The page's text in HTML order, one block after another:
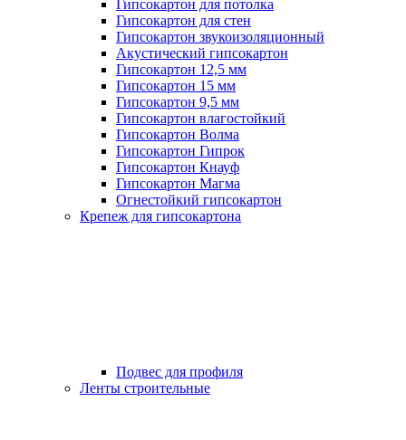
Гипсокартон для потолка
Гипсокартон для стен
Гипсокартон звукоизоляционный
Акустический гипсокартон
Гипсокартон 12,5 мм
Гипсокартон 15 мм
Гипсокартон 9,5 мм
Гипсокартон влагостойкий
Гипсокартон Волма
Гипсокартон Гипрок
Гипсокартон Кнауф
Гипсокартон Магма
Огнестойкий гипсокартон
Крепеж для гипсокартона
Подвес для профиля
Ленты строительные